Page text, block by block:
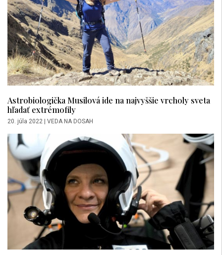
Astrobiologička Musilová ide na najvyššie vrcholy sveta
hľadať extrémofily
20. júla 2022 | VEDA NA DOSAH